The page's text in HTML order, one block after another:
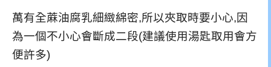
萬有全蔴油腐乳細緻綿密,所以夾取時要小心,因
為一個不小心會斷成二段(建議使用湯匙取用會方
便許多)